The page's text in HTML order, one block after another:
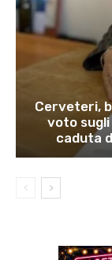
Cerveteri,
voto
caduta